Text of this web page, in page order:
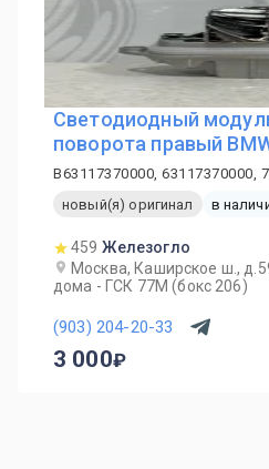
Светодиодный
поворота правый
B63117370000, 63117370000,
новый(я) оригинал
в
459 Железогло
Москва, Каширское ш.,
дома - ГСК 77М (бокс 206)
(903) 204-20-33
3 000